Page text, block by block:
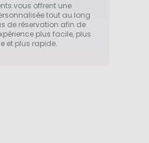
vous offrent une
tout au long
de réservation afin de
plus facile, plus
et plus rapide.